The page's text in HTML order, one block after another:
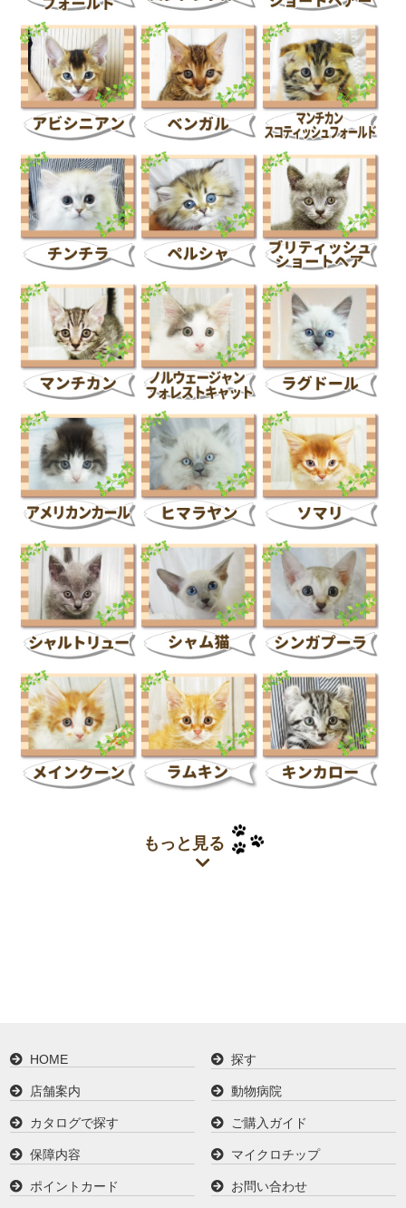
もっと見る
HOME 探す
店舗案内 動物病院
カタログで探す ご購入ガイド
保障内容 マイクロチップ
ポイントカード お問い合わせ